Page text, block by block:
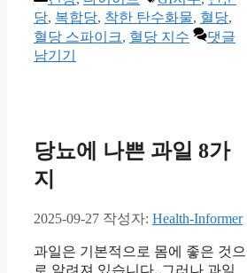
테
고
리
그
당, 복합당, 착한 탄수화물, 혈당,
혈당 스파이크, 혈당 지수
댓글
남기기
당뇨에 나쁜 과일 8가
지
2025-09-27 작성자: Health-Informer
과일은 기본적으로 몸에 좋은 것으